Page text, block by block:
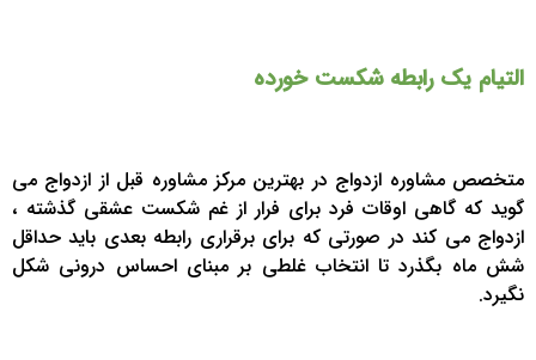
التیام یک رابطه شکست خورده
متخصص مشاوره ازدواج در بهترین مرکز مشاوره قبل از ازدواج می
گوید که گاهی اوقات فرد برای فرار از غم شکست عشقی گذشته ،
ازدواج می کند در صورتی که برای برقراری رابطه بعدی باید حداقل
شش ماه بگذرد تا انتخاب غلطی بر مبنای احساس درونی شکل
نگیرد.